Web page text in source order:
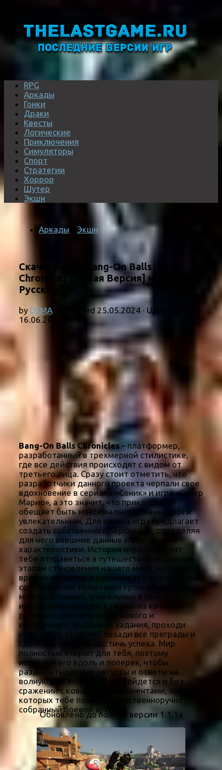
RPG
Аркады
Гонки
Драки
Квесты
Логические
Приключения
Симуляторы
Спорт
Стратегии
Хоррор
Шутер
Экшн
Аркады Экшн
Скачать игру Bang-On Balls:
Chronicles [Новая Версия] на ПК (на
Русском)
by DEMA · Published 25.05.2024 · Updated
16.06.2024
Bang-On Balls Chronicles – платформер,
разработанный в трехмерной стилистике,
где все действия происходят с видом от
третьего лица. Сразу стоит отметить, что
разработчики данного проекта черпали свое
вдохновение в сериале «Соник» и игре «Супер
Марио», а это значит, что приключение
обещает быть максимально динамичным и
увлекательным. Для начала игра предлагает
создать собственного персонажа, определяя
для него внешние данные и внутренние
характеристики. История игры позволит
тебе отправиться в путешествие по разным
этапам становления нашего мира, начиная от
времен викингов и заканчивая космическими
состязаниями. Испытания кроются на
многочисленных, уникальных в своем
исполнении уровнях, каждый из которых
раскроет для тебя массу нового и
интересного. Выполняй задания, проходи
испытания, оставляй позади все преграды и
сделай все, чтобы достичь успеха. Мир
полностью открыт для тебя, поэтому
исследуй его вдоль и поперек, чтобы
раздобыть ценные ресурсы и ответы на
волнующие вопросы. Не обойдется и без
сражений с коварными оппонентами, одолеть
которых тебе поможет собственноручно
собранный боевой арсенал.
Обновлено до полной версии 1.1.1a